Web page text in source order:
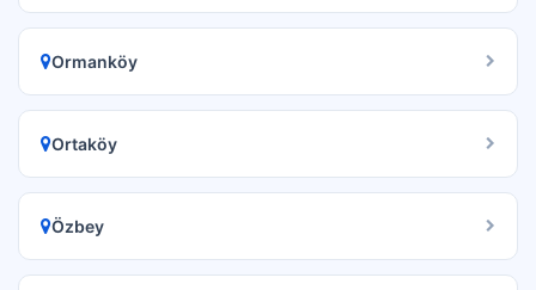
Ormanköy
Ortaköy
Özbey